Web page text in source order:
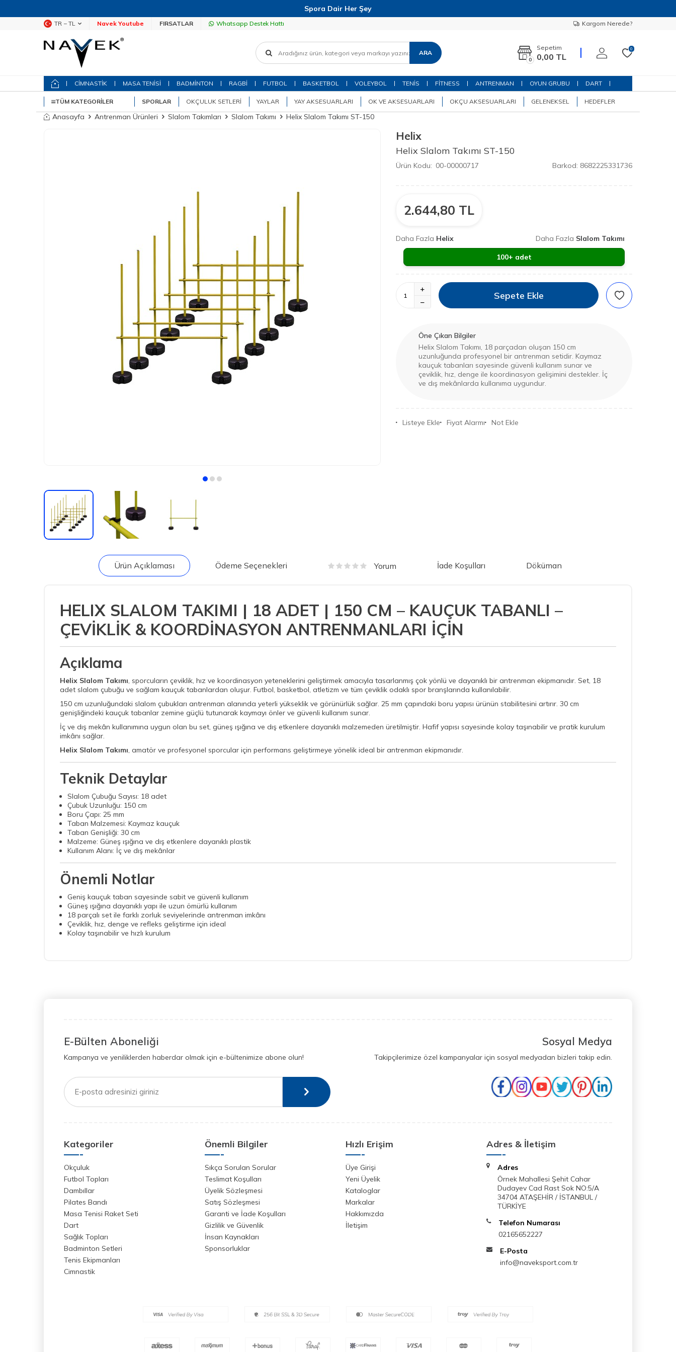
Spora Dair Her Şey
TR − TL Navek Youtube FIRSATLAR Whatsapp Destek Hattı Kargom Nerede?
ARA
0
Sepetim
0,00 TL
0
CİMNASTİK MASA TENİSİ BADMİNTON RAGBİ FUTBOL BASKETBOL VOLEYBOL TENİS FİTNESS ANTRENMAN OYUN GRUBU DART
TÜM KATEGORILER SPORLAR OKÇULUK SETLERI YAYLAR YAY AKSESUARLARI OK VE AKSESUARLARI OKÇU AKSESUARLARI GELENEKSEL HEDEFLER
Anasayfa Antrenman Ürünleri Slalom Takımları Slalom Takımı Helix Slalom Takımı ST-150
Helix
Helix Slalom Takımı ST-150
Ürün Kodu: 00-00000717 Barkod: 8682225331736
2.644,80 TL
Daha Fazla Helix Daha Fazla Slalom Takımı
100+ adet
Sepete Ekle
Öne Çıkan Bilgiler
Helix Slalom Takımı, 18 parçadan oluşan 150 cm
uzunluğunda profesyonel bir antrenman setidir. Kaymaz
kauçuk tabanları sayesinde güvenli kullanım sunar ve
çeviklik, hız, denge ile koordinasyon gelişimini destekler. İç
ve dış mekânlarda kullanıma uygundur.
Listeye Ekle Fiyat Alarmı Not Ekle
Ürün Açıklaması Ödeme Seçenekleri Yorum İade Koşulları Döküman
HELIX SLALOM TAKIMI | 18 ADET | 150 CM – KAUÇUK TABANLI –
ÇEVİKLİK & KOORDİNASYON ANTRENMANLARI İÇİN
Açıklama
Helix Slalom Takımı, sporcuların çeviklik, hız ve koordinasyon yeteneklerini geliştirmek amacıyla tasarlanmış çok yönlü ve dayanıklı bir antrenman ekipmanıdır. Set, 18
adet slalom çubuğu ve sağlam kauçuk tabanlardan oluşur. Futbol, basketbol, atletizm ve tüm çeviklik odaklı spor branşlarında kullanılabilir.
150 cm uzunluğundaki slalom çubukları antrenman alanında yeterli yükseklik ve görünürlük sağlar. 25 mm çapındaki boru yapısı ürünün stabilitesini artırır. 30 cm
genişliğindeki kauçuk tabanlar zemine güçlü tutunarak kaymayı önler ve güvenli kullanım sunar.
İç ve dış mekân kullanımına uygun olan bu set, güneş ışığına ve dış etkenlere dayanıklı malzemeden üretilmiştir. Hafif yapısı sayesinde kolay taşınabilir ve pratik kurulum
imkânı sağlar.
Helix Slalom Takımı, amatör ve profesyonel sporcular için performans geliştirmeye yönelik ideal bir antrenman ekipmanıdır.
Teknik Detaylar
Slalom Çubuğu Sayısı: 18 adet
Çubuk Uzunluğu: 150 cm
Boru Çapı: 25 mm
Taban Malzemesi: Kaymaz kauçuk
Taban Genişliği: 30 cm
Malzeme: Güneş ışığına ve dış etkenlere dayanıklı plastik
Kullanım Alanı: İç ve dış mekânlar
Önemli Notlar
Geniş kauçuk taban sayesinde sabit ve güvenli kullanım
Güneş ışığına dayanıklı yapı ile uzun ömürlü kullanım
18 parçalı set ile farklı zorluk seviyelerinde antrenman imkânı
Çeviklik, hız, denge ve refleks geliştirme için ideal
Kolay taşınabilir ve hızlı kurulum
E-Bülten Aboneliği
Kampanya ve yeniliklerden haberdar olmak için e-bültenimize abone olun!
Sosyal Medya
Takipçilerimize özel kampanyalar için sosyal medyadan bizleri takip edin.
Kategoriler
Okçuluk
Futbol Topları
Dambıllar
Pilates Bandı
Masa Tenisi Raket Seti
Dart
Sağlık Topları
Badminton Setleri
Tenis Ekipmanları
Cimnastik
Önemli Bilgiler
Sıkça Sorulan Sorular
Teslimat Koşulları
Üyelik Sözleşmesi
Satış Sözleşmesi
Garanti ve İade Koşulları
Gizlilik ve Güvenlik
İnsan Kaynakları
Sponsorluklar
Hızlı Erişim
Üye Girişi
Yeni Üyelik
Kataloglar
Markalar
Hakkımızda
İletişim
Adres & İletişim
Adres
Örnek Mahallesi Şehit Cahar
Dudayev Cad Rast Sok NO:5/A
34704 ATAŞEHİR / İSTANBUL /
TÜRKİYE
Telefon Numarası
02165652227
E-Posta
info@naveksport.com.tr